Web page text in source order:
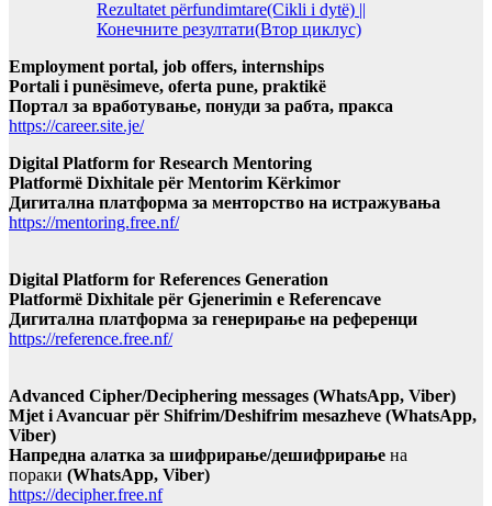
Rezultatet përfundimtare(Cikli i dytë) ||
Конечните резултати(Втор циклус)
Employment portal, job offers, internships
Portali i punësimeve, oferta pune, praktikë
Портал за вработување, понуди за рабта, пракса
https://career.site.je/
Digital Platform for Research Mentoring
Platformë Dixhitale për Mentorim Kërkimor
Дигитална платформа за менторство на истражувања
https://mentoring.free.nf/
Digital Platform for References Generation
Platformë Dixhitale për Gjenerimin e Referencave
Дигитална платформа за генерирање на референци
https://reference.free.nf/
Advanced Cipher/Deciphering messages (WhatsApp, Viber)
Mjet i Avancuar për Shifrim/Deshifrim mesazheve (WhatsApp,
Viber)
Напредна алатка за шифрирање/дешифрирање на
пораки (WhatsApp, Viber)
https://decipher.free.nf